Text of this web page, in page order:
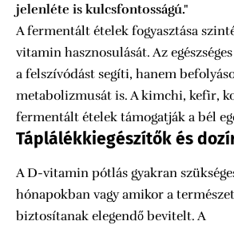
jelenléte is kulcsfontosságú."
A fermentált ételek fogyasztása
vitamin hasznosulását. Az
a felszívódást segíti, hanem
metabolizmusát is. A kimchi, kefir,
fermentált ételek támogatják a bél
Táplálékkiegészítők és
A D-vitamin pótlás gyakran
hónapokban vagy amikor a
biztosítanak elegendő bevitelt. A